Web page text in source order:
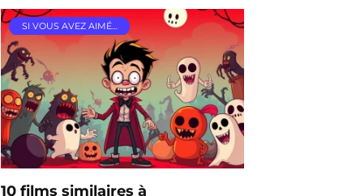
SI VOUS AVEZ AIMÉ…
10 films similaires à